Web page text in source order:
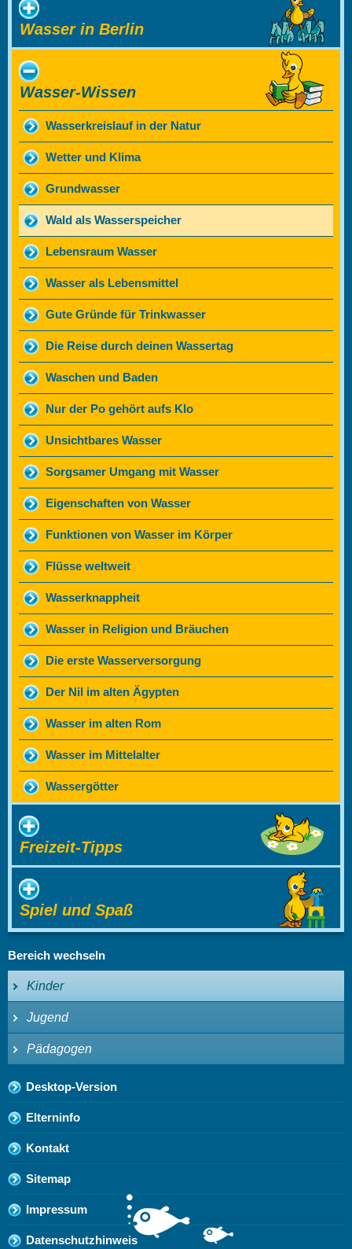
Wasser in Berlin
Wasser-Wissen
Wasserkreislauf in der Natur
Wetter und Klima
Grundwasser
Wald als Wasserspeicher
Lebensraum Wasser
Wasser als Lebensmittel
Gute Gründe für Trinkwasser
Die Reise durch deinen Wassertag
Waschen und Baden
Nur der Po gehört aufs Klo
Unsichtbares Wasser
Sorgsamer Umgang mit Wasser
Eigenschaften von Wasser
Funktionen von Wasser im Körper
Flüsse weltweit
Wasserknappheit
Wasser in Religion und Bräuchen
Die erste Wasserversorgung
Der Nil im alten Ägypten
Wasser im alten Rom
Wasser im Mittelalter
Wassergötter
Freizeit-Tipps
Spiel und Spaß
Bereich wechseln
Kinder
Jugend
Pädagogen
Desktop-Version
Elterninfo
Kontakt
Sitemap
Impressum
Datenschutzhinweis